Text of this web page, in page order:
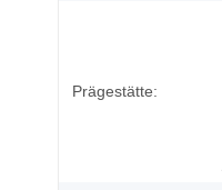
Prägestätte: